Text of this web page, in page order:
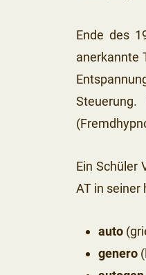
Ende des
anerkannte
Ein Schüler
AT in seiner
auto
genero